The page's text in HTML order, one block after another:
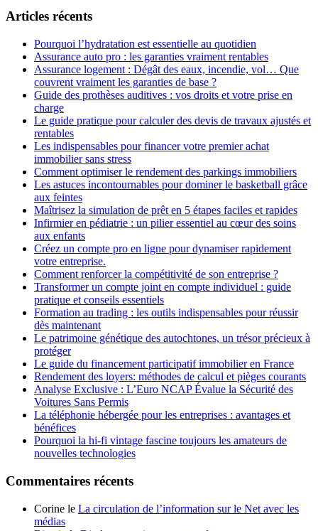
Articles récents
Pourquoi l’hydratation est essentielle au quotidien
Assurance auto pro : les garanties vraiment rentables
Assurance logement : Dégât des eaux, incendie, vol… Que
couvrent vraiment les garanties de base ?
Guide des prothèses auditives : vos droits et votre prise en
charge
Le guide pratique pour calculer des devis de travaux ajustés et
rentables
Les indispensables pour financer votre premier achat
immobilier sans stress
Comment optimiser le rendement des parkings immobiliers
Les astuces incontournables pour dominer le basketball grâce
aux feintes
Maîtrisez la simulation de prêt en 5 étapes faciles et rapides
Infirmier en pédiatrie : un pilier essentiel au cœur des soins
aux enfants
Créez un compte pro en ligne pour dynamiser rapidement
votre entreprise.
Comment renforcer la compétitivité de son entreprise ?
Transformer un compte joint en compte individuel : guide
pratique et conseils essentiels
Formation au trading : les outils indispensables pour réussir
dès maintenant
Le patrimoine génétique des autochtones, un trésor précieux à
protéger
Le guide du financement participatif immobilier en France
Rendement des loyers: méthodes de calcul et pièges courants
Analyse Exclusive : L’Euro NCAP Évalue la Sécurité des
Voitures Sans Permis
La téléphonie hébergée pour les entreprises : avantages et
bénéfices
Pourquoi la hi-fi vintage fascine toujours les amateurs de
nouvelles technologies
Commentaires récents
Corine le La circulation de l’information sur le Net avec les
médias